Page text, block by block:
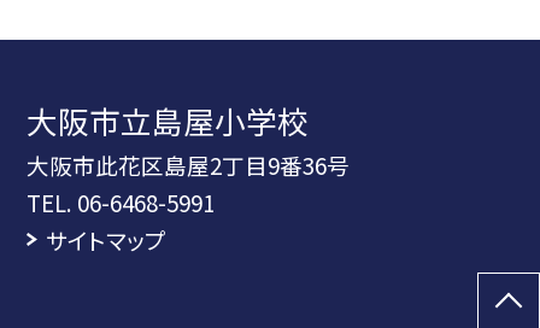
大阪市立島屋小学校
大阪市此花区島屋2丁目9番36号
TEL. 06-6468-5991
サイトマップ